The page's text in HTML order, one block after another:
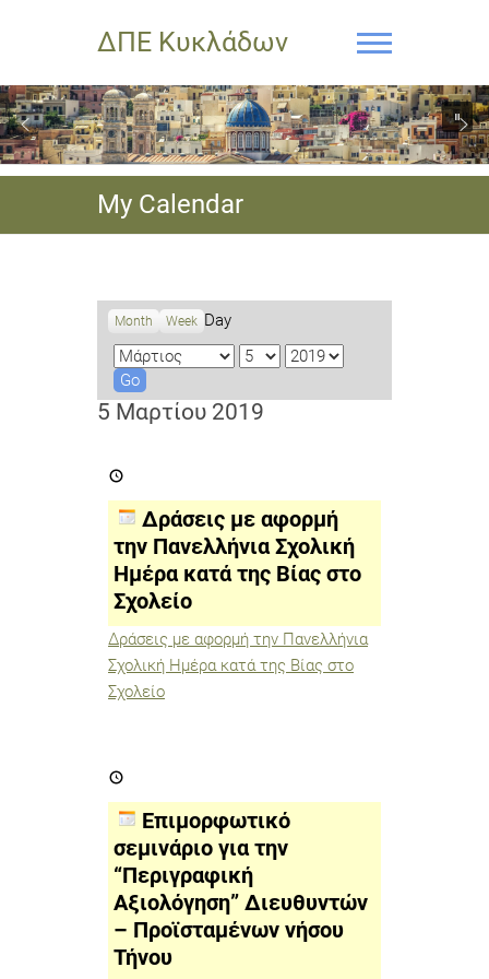
ΔΠΕ Κυκλάδων
My Calendar
Month Week Day
M
o
n
D
y
Y
a
5 Μαρτίου 2019
με
την
Πανελλήνια
Σχολική
Ημέρα
κατά
της
Βίας
στο
Σχολείο
Δράσεις με αφορμή
την Πανελλήνια Σχολική
Ημέρα κατά της Βίας στο
Σχολείο
Δράσεις με αφορμή την Πανελλήνια
Σχολική Ημέρα κατά της Βίας στο
Σχολείο
σεμινάριο
την
“Περιγραφική
Αξιολόγηση”
Διευθυντών
Προϊσταμένων
νήσου
Τήνου
Επιμορφωτικό
σεμινάριο για την
“Περιγραφική
Αξιολόγηση” Διευθυντών
– Προϊσταμένων νήσου
Τήνου